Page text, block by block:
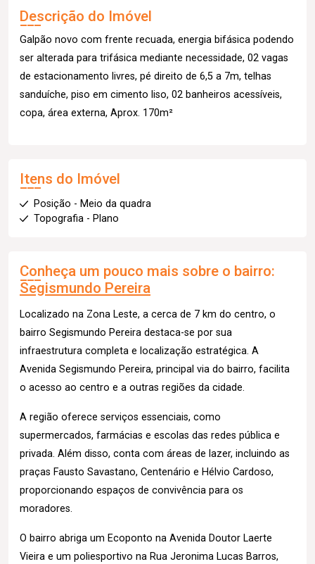
Descrição do Imóvel
Galpão novo com frente recuada, energia bifásica podendo
ser alterada para trifásica mediante necessidade, 02 vagas
de estacionamento livres, pé direito de 6,5 a 7m, telhas
sanduíche, piso em cimento liso, 02 banheiros acessíveis,
copa, área externa, Aprox. 170m²
Itens do Imóvel
Posição - Meio da quadra
Topografia - Plano
Conheça um pouco mais sobre o bairro:
Segismundo Pereira
Localizado na Zona Leste, a cerca de 7 km do centro, o
bairro Segismundo Pereira destaca-se por sua
infraestrutura completa e localização estratégica. A
Avenida Segismundo Pereira, principal via do bairro, facilita
o acesso ao centro e a outras regiões da cidade.
A região oferece serviços essenciais, como
supermercados, farmácias e escolas das redes pública e
privada. Além disso, conta com áreas de lazer, incluindo as
praças Fausto Savastano, Centenário e Hélvio Cardoso,
proporcionando espaços de convivência para os
moradores.
O bairro abriga um Ecoponto na Avenida Doutor Laerte
Vieira e um poliesportivo na Rua Jeronima Lucas Barros,